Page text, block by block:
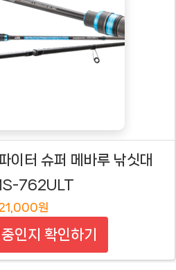
이터 슈퍼 메바루 낚싯대
762ULT
원
인지 확인하기